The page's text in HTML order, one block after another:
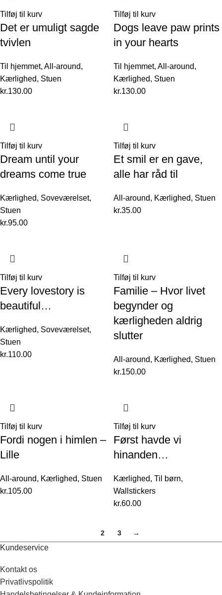
Tilføj til kurv
Det er umuligt sagde
tvivlen
Til hjemmet, All-around,
Kærlighed, Stuen
kr.130.00
Tilføj til kurv
Dogs leave paw prints
in your hearts
Til hjemmet, All-around,
Kærlighed, Stuen
kr.130.00
Tilføj til kurv
Dream until your
dreams come true
Kærlighed, Soveværelset,
Stuen
kr.95.00
Tilføj til kurv
Et smil er en gave,
alle har råd til
All-around, Kærlighed, Stuen
kr.35.00
Tilføj til kurv
Every lovestory is
beautiful…
Kærlighed, Soveværelset,
Stuen
kr.110.00
Tilføj til kurv
Familie – Hvor livet
begynder og
kærligheden aldrig
slutter
All-around, Kærlighed, Stuen
kr.150.00
Tilføj til kurv
Fordi nogen i himlen –
Lille
All-around, Kærlighed, Stuen
kr.105.00
Tilføj til kurv
Først havde vi
hinanden…
Kærlighed, Til børn,
Wallstickers
kr.60.00
2 3 →
Kundeservice
Kontakt os
Privatlivspolitik